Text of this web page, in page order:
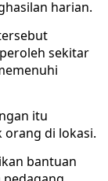
harian.
sekitar
itu
di lokasi.
bantuan